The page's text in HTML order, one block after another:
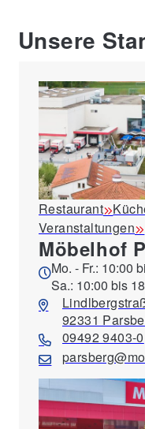
Unsere
Restaurant
Veranstaltungen
Möbelhof
Mo. - Fr.: 10:00
Sa.: 10:00 bis
92331
09492 9403-0